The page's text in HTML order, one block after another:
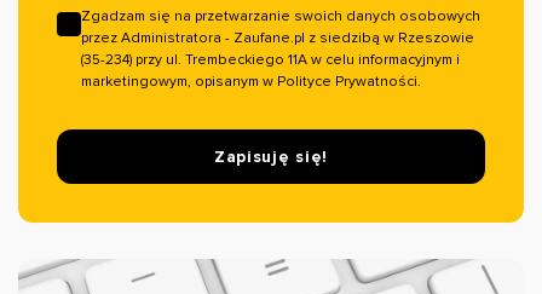
Zgadzam się na przetwarzanie swoich danych osobowych
przez Administratora - Zaufane.pl z siedzibą w Rzeszowie
(35-234) przy ul. Trembeckiego 11A w celu informacyjnym i
marketingowym, opisanym w Polityce Prywatności.
Zapisuję się!